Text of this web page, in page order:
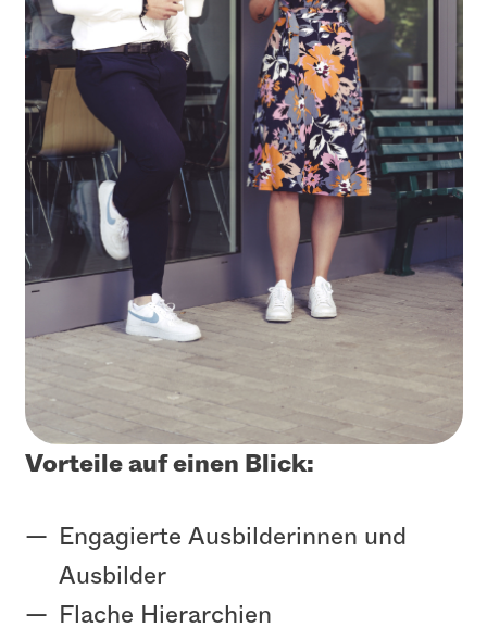
Vorteile auf einen Blick:
Engagierte Ausbilderinnen und
Ausbilder
Flache Hierarchien